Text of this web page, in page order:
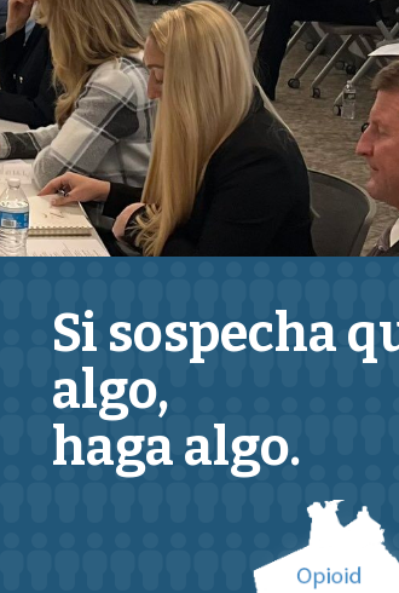
Si sospecha
algo,
haga algo.